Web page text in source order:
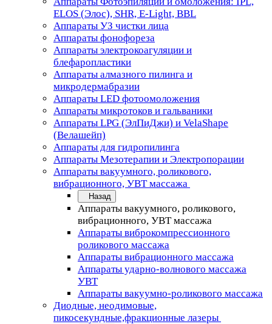
ELOS (Элос), SHR, E-Light, BBL
Аппараты УЗ чистки лица
Аппараты фонофореза
Аппараты электрокоагуляции и
блефаропластики
Аппараты алмазного пилинга и
микродермабразии
Аппараты LED фотоомоложения
Аппараты микротоков и гальваники
Аппараты LPG (ЭлПиДжи) и VelaShape
(Велашейп)
Аппараты для гидропилинга
Аппараты Мезотерапии и Электропорации
Аппараты вакуумного, роликового,
вибрационного, УВТ массажа
Назад
Аппараты вакуумного, роликового,
вибрационного, УВТ массажа
Аппараты виброкомпрессионного
роликового массажа
Аппараты вибрационного массажа
Аппараты ударно-волнового массажа
УВТ
Аппараты вакуумно-роликового массажа
Диодные, неодимовые,
пикосекундные,фракционные лазеры